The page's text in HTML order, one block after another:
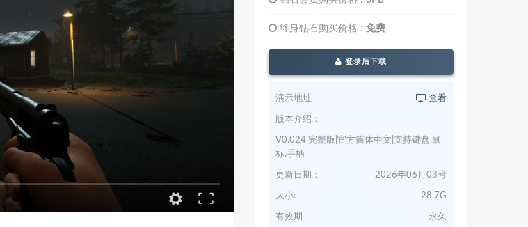
终身钻石购买价格 : 免费
登录后下载
演示地址 查看
版本介绍：
V0.024 完整版|官方简体中文|支持键盘.鼠
标.手柄
更新日期： 2026年06月03号
大小: 28.7G
有效期 永久